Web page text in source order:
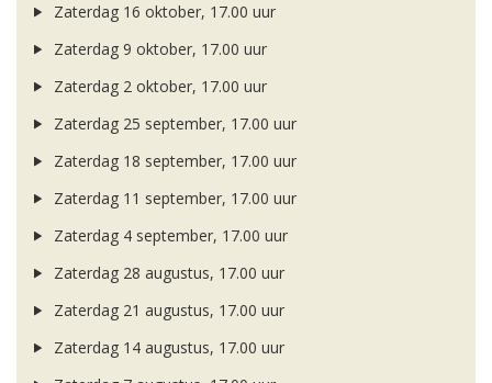
Zaterdag 16 oktober, 17.00 uur
Zaterdag 9 oktober, 17.00 uur
Zaterdag 2 oktober, 17.00 uur
Zaterdag 25 september, 17.00 uur
Zaterdag 18 september, 17.00 uur
Zaterdag 11 september, 17.00 uur
Zaterdag 4 september, 17.00 uur
Zaterdag 28 augustus, 17.00 uur
Zaterdag 21 augustus, 17.00 uur
Zaterdag 14 augustus, 17.00 uur